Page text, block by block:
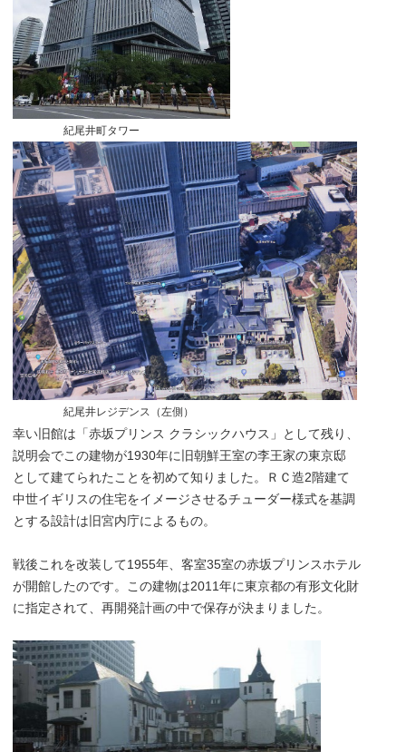
紀尾井町タワー
紀尾井レジデンス（左側）
幸い旧館は「赤坂プリンス クラシックハウス」として残り、
説明会でこの建物が1930年に旧朝鮮王室の李王家の東京邸
として建てられたことを初めて知りました。ＲＣ造2階建て
中世イギリスの住宅をイメージさせるチューダー様式を基調
とする設計は旧宮内庁によるもの。
戦後これを改装して1955年、客室35室の赤坂プリンスホテル
が開館したのです。この建物は2011年に東京都の有形文化財
に指定されて、再開発計画の中で保存が決まりました。